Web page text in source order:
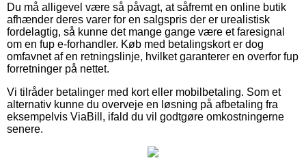
Du må alligevel være så påvagt, at såfremt en online butik
afhænder deres varer for en salgspris der er urealistisk
fordelagtig, så kunne det mange gange være et faresignal
om en fup e-forhandler. Køb med betalingskort er dog
omfavnet af en retningslinje, hvilket garanterer en overfor fup
forretninger på nettet.
Vi tilråder betalinger med kort eller mobilbetaling. Som et
alternativ kunne du overveje en løsning på afbetaling fra
eksempelvis ViaBill, ifald du vil godtgøre omkostningerne
senere.